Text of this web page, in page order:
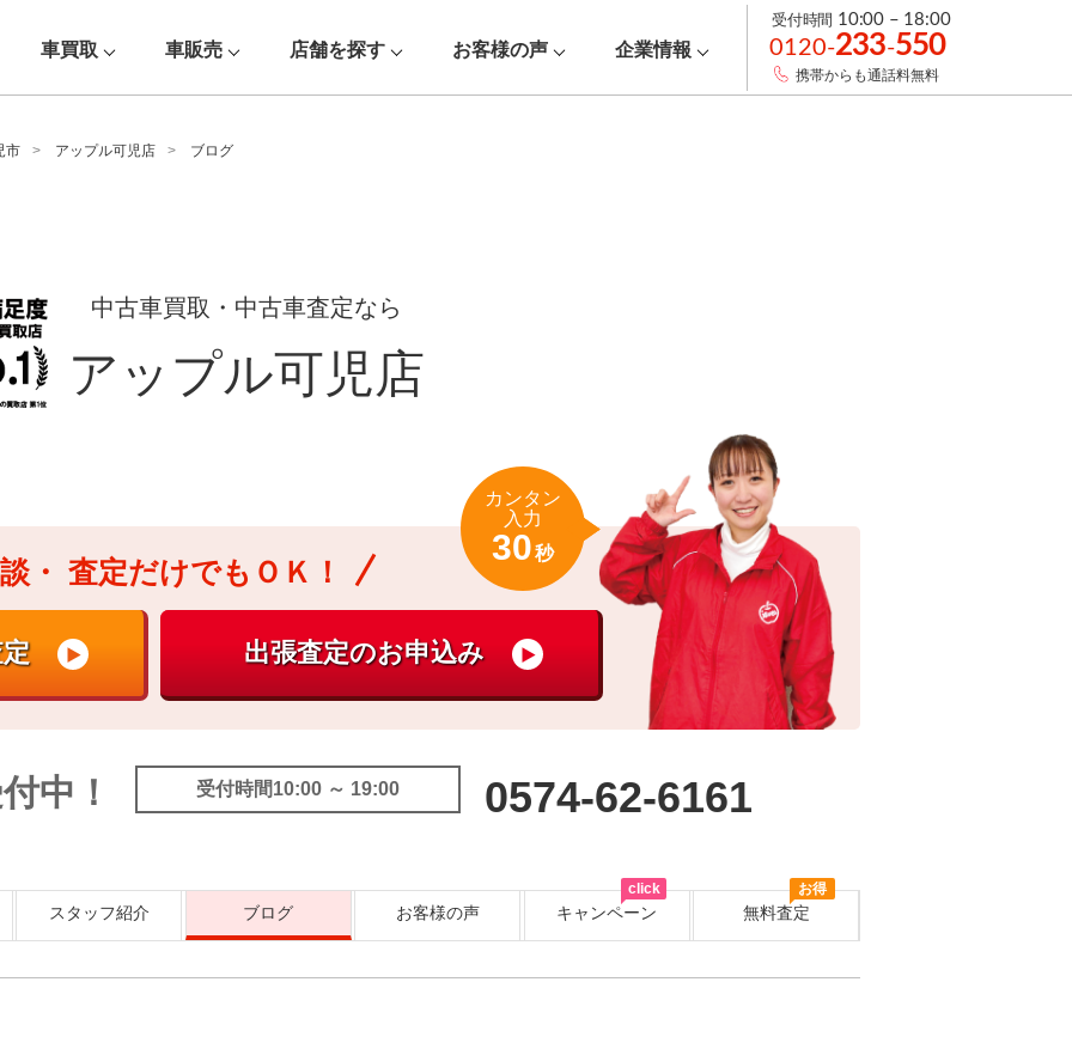
車買取 車販売 店舗を探す お客様の声 企業情報
受付時間 10:00 – 18:00
0120-233-550
携帯からも通話料無料
市 アップル可児店 ブログ
中古車買取・中古車査定なら
アップル可児店
・ 査定だけでもＯＫ！
カンタン
入力
30秒
中！ 受付時間10:00 ～ 19:00 0574-62-6161
スタッフ紹介 ブログ お客様の声 キャンペーン
お得
無料査定
click